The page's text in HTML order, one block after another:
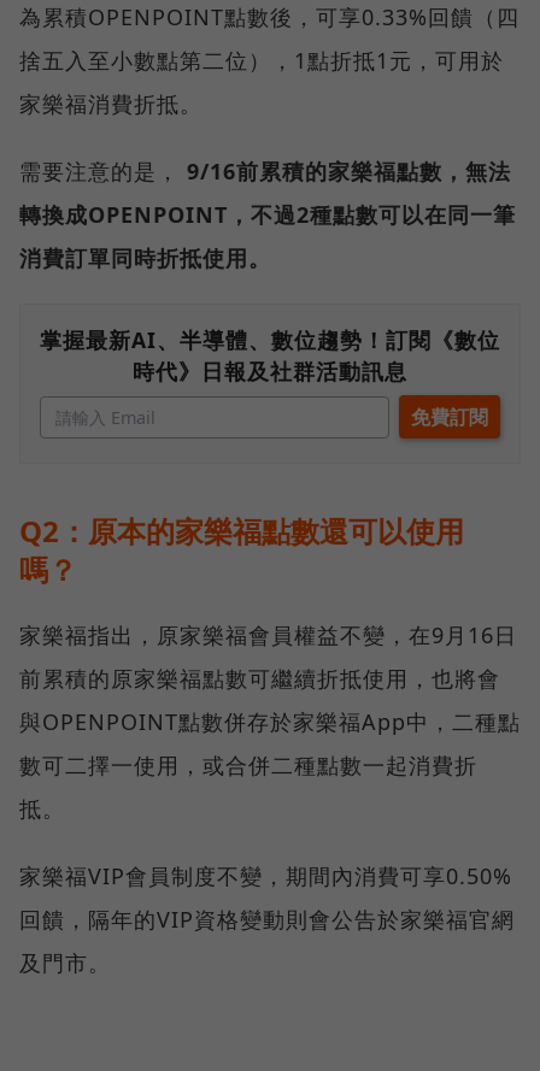
為累積OPENPOINT點數後，可享0.33%回饋（四
捨五入至小數點第二位），1點折抵1元，可用於
家樂福消費折抵。
需要注意的是， 9/16前累積的家樂福點數，無法
轉換成OPENPOINT，不過2種點數可以在同一筆
消費訂單同時折抵使用。
掌握最新AI、半導體、數位趨勢！訂閱《數位
時代》日報及社群活動訊息
Q2：原本的家樂福點數還可以使用
嗎？
家樂福指出，原家樂福會員權益不變，在9月16日
前累積的原家樂福點數可繼續折抵使用，也將會
與OPENPOINT點數併存於家樂福App中，二種點
數可二擇一使用，或合併二種點數一起消費折
抵。
家樂福VIP會員制度不變，期間內消費可享0.50%
回饋，隔年的VIP資格變動則會公告於家樂福官網
及門市。